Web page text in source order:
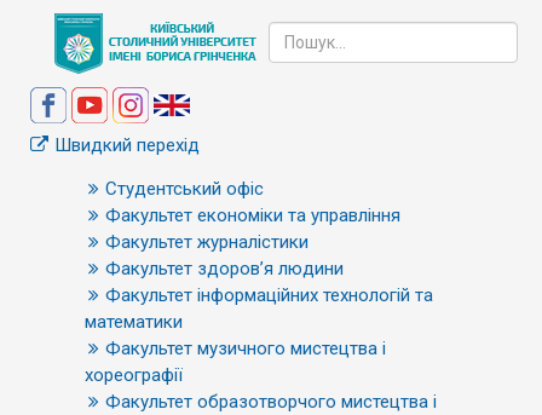
Швидкий перехід
Студентський офіс
Факультет економіки та управління
Факультет журналістики
Факультет здоров’я людини
Факультет інформаційних технологій та
математики
Факультет музичного мистецтва і
хореографії
Факультет образотворчого мистецтва і